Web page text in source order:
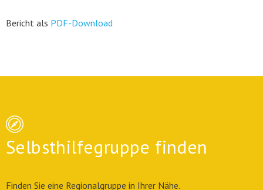
Bericht als PDF-Download
Selbsthilfegruppe finden
Finden Sie eine Regionalgruppe in Ihrer Nähe.